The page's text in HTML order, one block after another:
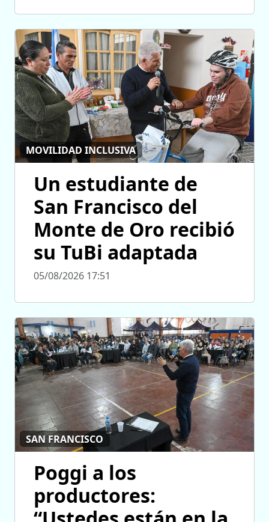
MOVILIDAD INCLUSIVA
Un estudiante de
San Francisco del
Monte de Oro recibió
su TuBi adaptada
05/08/2026 17:51
SAN FRANCISCO
Poggi a los
productores: